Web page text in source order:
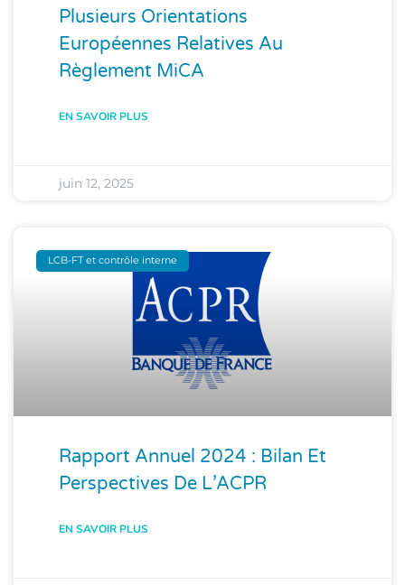
Plusieurs Orientations
Européennes Relatives Au
Règlement MiCA
EN SAVOIR PLUS
juin 12, 2025
LCB-FT et contrôle interne
Rapport Annuel 2024 : Bilan Et
Perspectives De L’ACPR
EN SAVOIR PLUS